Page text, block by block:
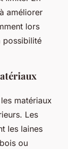
améliorer
lors
possibilité
matériaux
Les
les laines
ou